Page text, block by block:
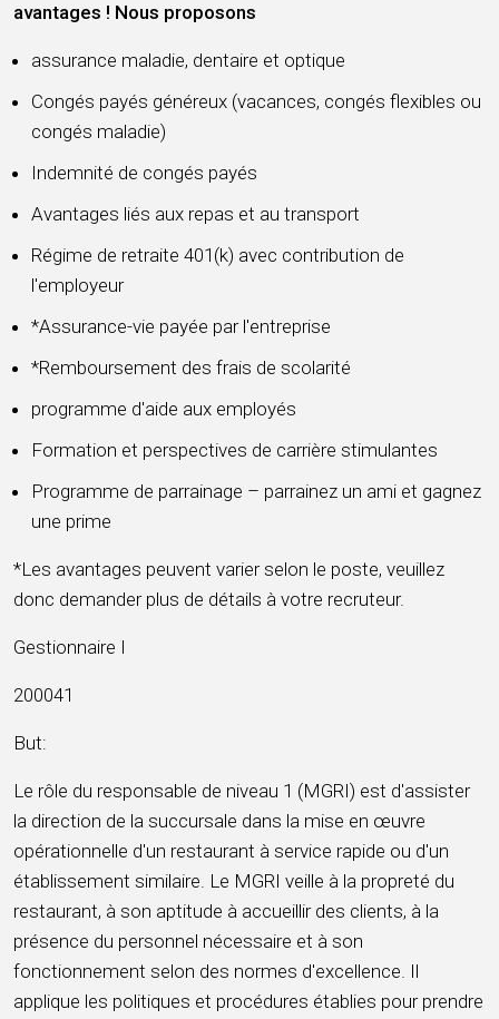
avantages ! Nous proposons
assurance maladie, dentaire et optique
Congés payés généreux (vacances, congés flexibles ou
congés maladie)
Indemnité de congés payés
Avantages liés aux repas et au transport
Régime de retraite 401(k) avec contribution de
l'employeur
*Assurance-vie payée par l'entreprise
*Remboursement des frais de scolarité
programme d'aide aux employés
Formation et perspectives de carrière stimulantes
Programme de parrainage – parrainez un ami et gagnez
une prime
*Les avantages peuvent varier selon le poste, veuillez
donc demander plus de détails à votre recruteur.
Gestionnaire I
200041
But:
Le rôle du responsable de niveau 1 (MGRI) est d'assister
la direction de la succursale dans la mise en œuvre
opérationnelle d'un restaurant à service rapide ou d'un
établissement similaire. Le MGRI veille à la propreté du
restaurant, à son aptitude à accueillir des clients, à la
présence du personnel nécessaire et à son
fonctionnement selon des normes d'excellence. Il
applique les politiques et procédures établies pour prendre